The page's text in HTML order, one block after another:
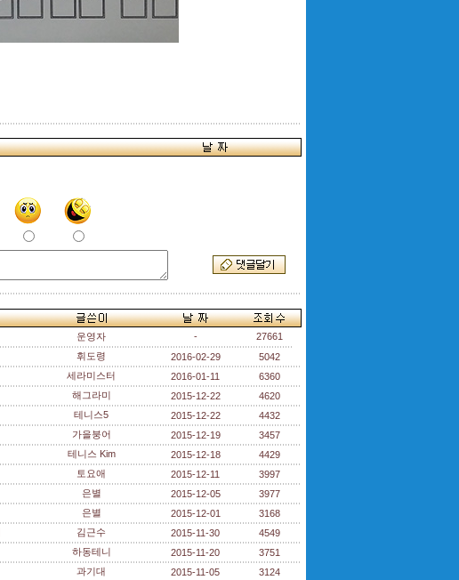
운영자 -
27661
휘도령 2016-02-29
5042
세라미스터 2016-01-11
6360
해그라미 2015-12-22
4620
테니스5 2015-12-22
4432
가을붕어 2015-12-19
3457
테니스 Kim 2015-12-18
4429
토요애 2015-12-11
3997
은별 2015-12-05
3977
은별 2015-12-01
3168
김근수 2015-11-30
4549
하동테니 2015-11-20
3751
과기대 2015-11-05 3124